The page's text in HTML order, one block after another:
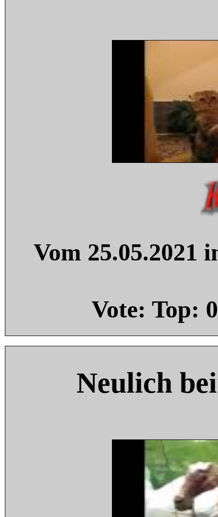
Vom 25.05.2021
Vote: Top: 0
Neulich